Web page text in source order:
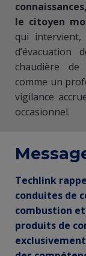
le citoyen
qui
d’évacuation
chaudière
comme un
vigilance
occasionnel.
Techlink
conduites de
combustion et
produits de